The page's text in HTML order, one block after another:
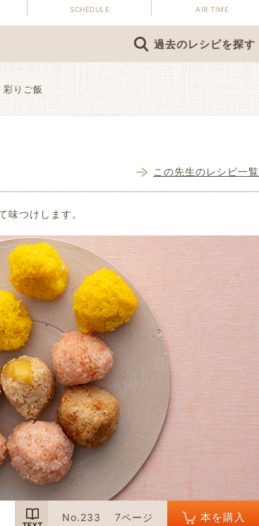
過去のレシピを探す
彩りご飯
この先生のレシピ一覧
味つけします。
No.233
7ページ 本を購入